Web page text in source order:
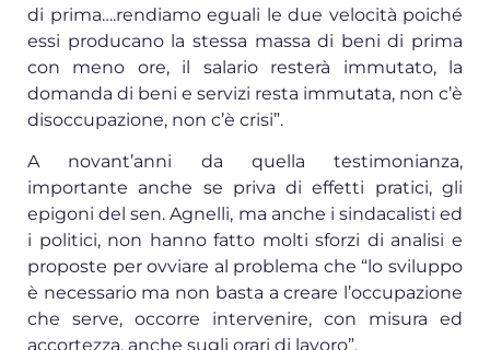
di prima….rendiamo eguali le due velocità poiché
essi producano la stessa massa di beni di prima
con meno ore, il salario resterà immutato, la
domanda di beni e servizi resta immutata, non c’è
disoccupazione, non c’è crisi”.
A novant’anni da quella testimonianza,
importante anche se priva di effetti pratici, gli
epigoni del sen. Agnelli, ma anche i sindacalisti ed
i politici, non hanno fatto molti sforzi di analisi e
proposte per ovviare al problema che “lo sviluppo
è necessario ma non basta a creare l’occupazione
che serve, occorre intervenire, con misura ed
accortezza, anche sugli orari di lavoro”.